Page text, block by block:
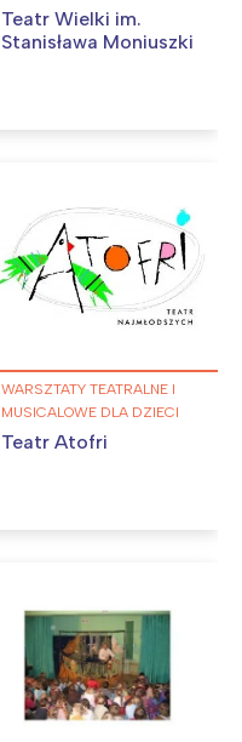
Teatr Wielki im.
Stanisława Moniuszki
WARSZTATY TEATRALNE I
MUSICALOWE DLA DZIECI
Teatr Atofri